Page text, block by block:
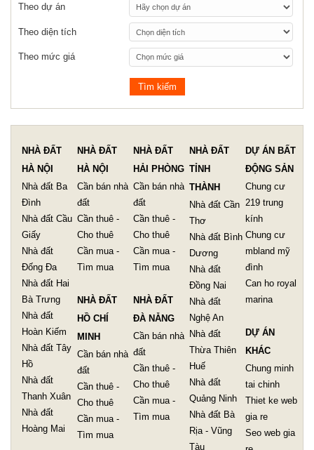
Theo dự án
Theo diện tích
Theo mức giá
NHÀ ĐẤT
HÀ NỘI
Nhà đất Ba
Đình
Nhà đất Cầu
Giấy
Nhà đất
Đống Đa
Nhà đất Hai
Bà Trưng
Nhà đất
Hoàn Kiếm
Nhà đất Tây
Hồ
Nhà đất
Thanh Xuân
Nhà đất
Hoàng Mai
NHÀ ĐẤT
HÀ NỘI
Cần bán nhà
đất
Cần thuê -
Cho thuê
Cần mua -
Tìm mua
NHÀ ĐẤT
HỒ CHÍ
MINH
Cần bán nhà
đất
Cần thuê -
Cho thuê
Cần mua -
Tìm mua
NHÀ ĐẤT
HẢI PHÒNG
Cần bán nhà
đất
Cần thuê -
Cho thuê
Cần mua -
Tìm mua
NHÀ ĐẤT
ĐÀ NẴNG
Cần bán nhà
đất
Cần thuê -
Cho thuê
Cần mua -
Tìm mua
NHÀ ĐẤT
TỈNH
THÀNH
Nhà đất Cần
Thơ
Nhà đất Bình
Dương
Nhà đất
Đồng Nai
Nhà đất
Nghệ An
Nhà đất
Thừa Thiên
Huế
Nhà đất
Quảng Ninh
Nhà đất Bà
Rịa - Vũng
Tàu
DỰ ÁN BẤT
ĐỘNG SẢN
Chung cư
219 trung
kính
Chung cư
mbland mỹ
đình
Can ho royal
marina
DỰ ÁN
KHÁC
Chung minh
tai chinh
Thiet ke web
gia re
Seo web gia